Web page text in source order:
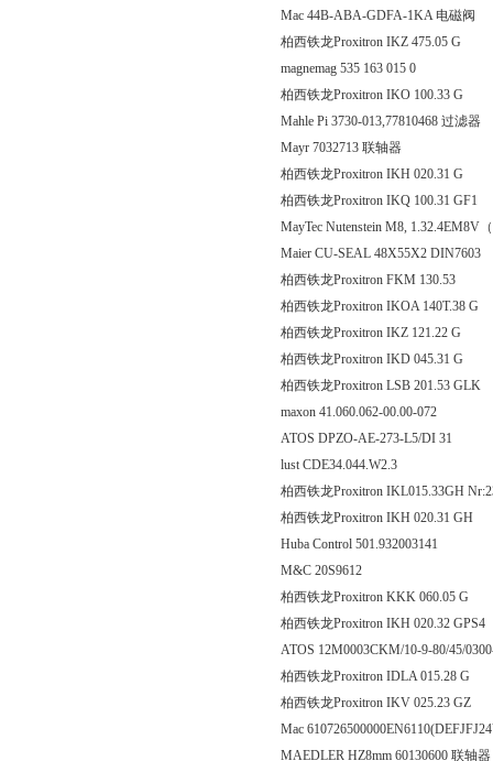
Mac 44B-ABA-GDFA-1KA 电磁阀
柏西铁龙Proxitron IKZ
magnemag 535 163 015 0
柏西铁龙Proxitron IKO
Mahle Pi 3730-013,77810468 过滤器
Mayr 7032713 联轴器
柏西铁龙Proxitron IKH
柏西铁龙Proxitron IKQ
MayTec Nutenstein M8, 1.32.4EM8V
Maier CU-SEAL 48X55X2 DIN7603
柏西铁龙Proxitron FKM
柏西铁龙Proxitron IKOA
柏西铁龙Proxitron IKZ
柏西铁龙Proxitron IKD
柏西铁龙Proxitron LSB
maxon 41.060.062-00.00-072
ATOS DPZO-AE-273-L5/DI 31
lust CDE34.044.W2.3
柏西铁龙Proxitron IKL015.33GH
柏西铁龙Proxitron IKH
Huba Control 501.932003141
M&C 20S9612
柏西铁龙Proxitron KKK
柏西铁龙Proxitron IKH
ATOS 12M0003CKM/10-9-80/45/
柏西铁龙Proxitron IDLA
柏西铁龙Proxitron IKV
Mac
MAEDLER HZ8mm 60130600 联轴器